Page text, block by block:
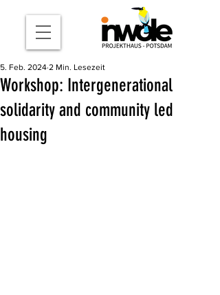
Workshop: Intergenerational
solidarity and community led
housing
5. Feb. 2024 2 Min. Lesezeit